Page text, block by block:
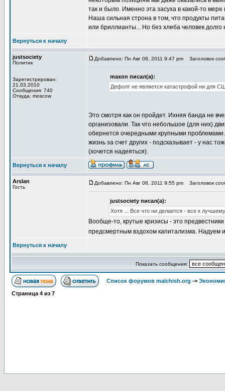
так и было. Именно эта засуха в какой-то
Наша сильная строна в том, что продукты
или бриллианты... Но без хлеба человек долго
Вернуться к началу
justsociety
Политик
Зарегистрирован:
21.03.2010
Сообщения: 740
Откуда: moscow
Добавлено: Пн Авг 08, 2011 9:47 pm Заголовок
maxon писал(а):
Дефолт не является катастрофой ни для
Это смотря как он пройдет. Ихняя банда не
организовали. Так что небольшое (для них)
обернется очередными крупными
жизнь за счет других - подсказывает - у нас
(хочется надеяться).
Вернуться к началу
Arslan
Гость
Добавлено: Пн Авг 08, 2011 9:55 pm Заголовок
justsociety писал(а):
Хотя ... Все что ни делается - все к
Вообще-то, крутые кризисы - это
предсмертным вздохом капитализма. Надуем
Вернуться к началу
Показать сообщения:
Список форумов malchish.org ->
Страница 4 из 7